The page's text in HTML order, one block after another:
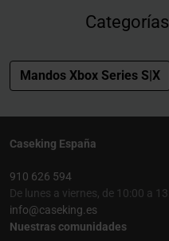
Mandos Xbox Series S|X
Caseking España
910 626 594
De lunes a viernes, de 10:00 a
info@caseking.es
Nuestras comunidades